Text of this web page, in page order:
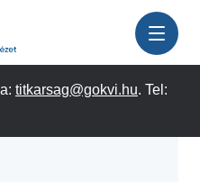
titkarsag@gokvi.hu. Tel: